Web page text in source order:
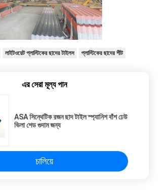
লাইটওয়েট প্লাস্টিকের ছাদের টাইলস প্লাস্টিকের ছাদের শীট
এর সেরা মূল্য পান
ASA সিন্থেটিক রজন ছাদ টাইল স্প্যানিশ বাঁশ ঢেউ
ভিলা শেড গুদাম জন্য
চালিয়ে